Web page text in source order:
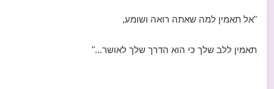
"אל תאמין למה שאתה רואה ושומע,
תאמין ללב שלך כי הוא הדרך שלך לאושר..."